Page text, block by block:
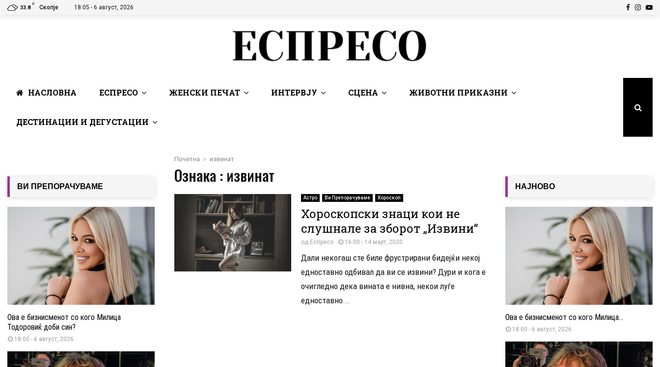
33.8
C
Скопје 18:05 - 6 август, 2026 Facebook
НАСЛОВНА ЕСПРЕСО ЖЕНСКИ ПЕЧАТ ИНТЕРВЈУ СЦЕНА ЖИВОТНИ ПРИКАЗНИ
ДЕСТИНАЦИИ И ДЕГУСТАЦИИ
Почетна извинат
Ознака : извинат
Астро Ви Препорачуваме Хороскоп
Хороскопски знаци кои не
слушнале за зборот „Извини“
од Еспресо 16:00 - 14 март, 2020
Дали некогаш сте биле фрустрирани бидејќи некој
едноставно одбивал да ви се извини? Дури и кога е
очигледно дека вината е нивна, некои луѓе
едноставно...
ВИ ПРЕПОРАЧУВАМЕ
Ова е бизнисменот со кого Милица
Тодоровиќ доби син?
18:00 - 6 август, 2026
НАЈНОВО
Ова е бизнисменот со кого Милица...
18:00 - 6 август, 2026